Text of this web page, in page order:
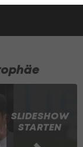
SLIDESHOW
STARTEN